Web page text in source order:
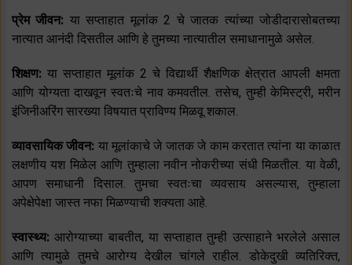
प्रेम जीवन: या सप्ताहात मूलांक 2 चे जातक त्यांच्या जोडीदारासोबतच्या
नात्यात आनंदी दिसतील आणि हे तुमच्या नात्यातील समाधानामुळे असेल.
शिक्षण: या सप्ताहात मूलांक 2 चे विद्यार्थी शैक्षणिक क्षेत्रात आपली क्षमता
आणि योग्यता दाखवून स्वतःचे नाव कमवतील. तसेच, तुम्ही केमिस्ट्री, मरीन
इंजिनीअरिंग सारख्या विषयात प्राविण्य मिळवू शकाल.
व्यावसायिक जीवन: या मूलांकाचे जे जातक जे काम करतात त्यांना या काळात
लक्षणीय यश मिळेल आणि तुम्हाला नवीन नोकरीच्या संधी मिळतील. या वेळी,
आपण समाधानी दिसाल. तुमचा स्वतःचा व्यवसाय असल्यास, तुम्हाला
अपेक्षेपेक्षा जास्त नफा मिळण्याची शक्यता आहे.
स्वास्थ्य:आरोग्याच्या बाबतीत, या सप्ताहात तुम्ही उत्साहाने भरलेले असाल
आणि त्यामुळे तुमचे आरोग्य देखील चांगले राहील. डोकेदुखी व्यतिरिक्त,